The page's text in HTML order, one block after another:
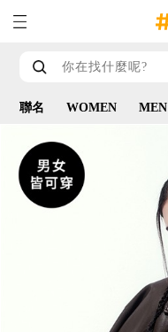
聯名 WOMEN MEN